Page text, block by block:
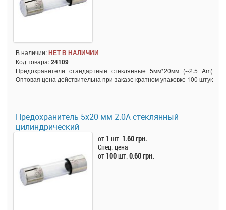
В наличии:НЕТ В НАЛИЧИИ
Код товара:24109
Предохранители стандартные стеклянные 5мм*20мм (--2.5 Am)
Оптовая цена действительна при заказе кратном упаковке 100 штук
Предохранитель 5x20 мм 2.0A стеклянный
цилиндрический
от 1 шт. 1.60 грн.
Спец. цена
от 100шт.0.60 грн.